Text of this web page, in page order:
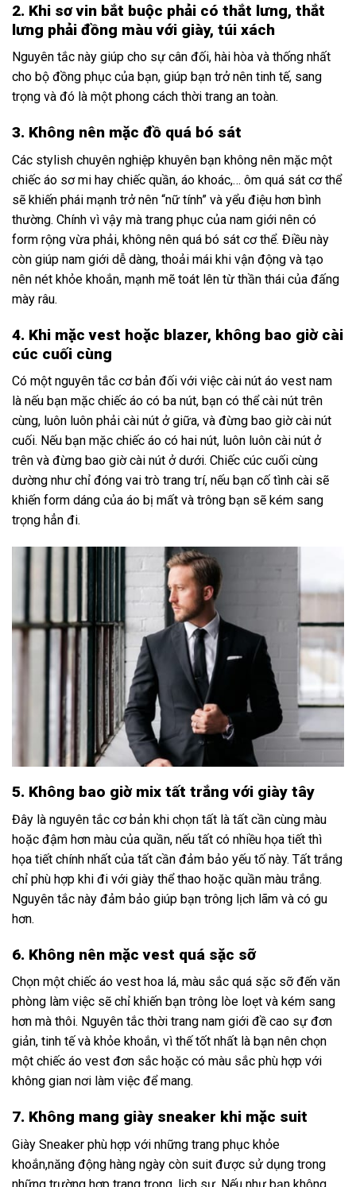
2. Khi sơ vin bắt buộc phải có thắt lưng, thắt
lưng phải đồng màu với giày, túi xách
Nguyên tắc này giúp cho sự cân đối, hài hòa và thống nhất
cho bộ đồng phục của bạn, giúp bạn trở nên tinh tế, sang
trọng và đó là một phong cách thời trang an toàn.
3. Không nên mặc đồ quá bó sát
Các stylish chuyên nghiệp khuyên bạn không nên mặc một
chiếc áo sơ mi hay chiếc quần, áo khoác,… ôm quá sát cơ thể
sẽ khiến phái mạnh trở nên “nữ tính” và yểu điệu hơn bình
thường. Chính vì vậy mà trang phục của nam giới nên có
form rộng vừa phải, không nên quá bó sát cơ thể. Điều này
còn giúp nam giới dễ dàng, thoải mái khi vận động và tạo
nên nét khỏe khoắn, mạnh mẽ toát lên từ thần thái của đấng
mày râu.
4. Khi mặc vest hoặc blazer, không bao giờ cài
cúc cuối cùng
Có một nguyên tắc cơ bản đối với việc cài nút áo vest nam
là nếu bạn mặc chiếc áo có ba nút, bạn có thể cài nút trên
cùng, luôn luôn phải cài nút ở giữa, và đừng bao giờ cài nút
cuối. Nếu bạn mặc chiếc áo có hai nút, luôn luôn cài nút ở
trên và đừng bao giờ cài nút ở dưới. Chiếc cúc cuối cùng
dường như chỉ đóng vai trò trang trí, nếu bạn cố tình cài sẽ
khiến form dáng của áo bị mất và trông bạn sẽ kém sang
trọng hẳn đi.
5. Không bao giờ mix tất trắng với giày tây
Đây là nguyên tắc cơ bản khi chọn tất là tất cần cùng màu
hoặc đậm hơn màu của quần, nếu tất có nhiều họa tiết thì
họa tiết chính nhất của tất cần đảm bảo yếu tố này. Tất trắng
chỉ phù hợp khi đi với giày thể thao hoặc quần màu trắng.
Nguyên tắc này đảm bảo giúp bạn trông lịch lãm và có gu
hơn.
6. Không nên mặc vest quá sặc sỡ
Chọn một chiếc áo vest hoa lá, màu sắc quá sặc sỡ đến văn
phòng làm việc sẽ chỉ khiến bạn trông lòe loẹt và kém sang
hơn mà thôi. Nguyên tắc thời trang nam giới đề cao sự đơn
giản, tinh tế và khỏe khoắn, vì thế tốt nhất là bạn nên chọn
một chiếc áo vest đơn sắc hoặc có màu sắc phù hợp với
không gian nơi làm việc để mang.
7. Không mang giày sneaker khi mặc suit
Giày Sneaker phù hợp với những trang phục khỏe
khoắn,năng động hàng ngày còn suit được sử dụng trong